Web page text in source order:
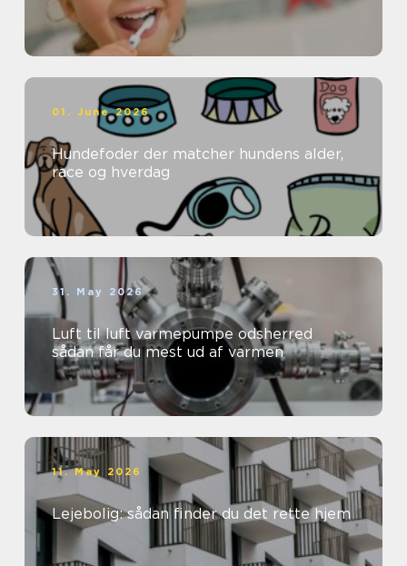
01. June 2026
Hundefoder der matcher hundens alder,
race og hverdag
31. May 2026
Luft til luft varmepumpe odsherred
sådan får du mest ud af varmen
11. May 2026
Lejebolig: sådan finder du det rette hjem